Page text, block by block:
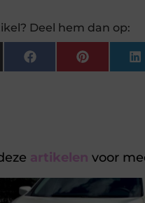
Deel hem dan op:
FacebookPinterest
artikelen voor